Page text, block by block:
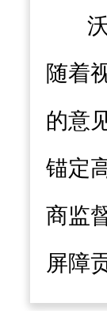
随着
的意
锚定
商监
屏障